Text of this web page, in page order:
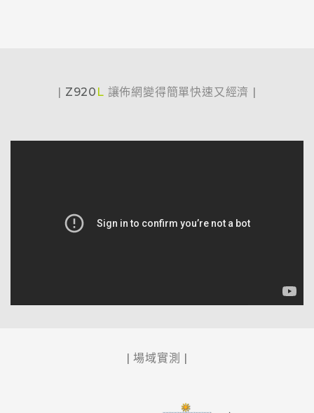
| Z920 L 讓佈網變得簡單快速又經濟 |
| 場域實測 |